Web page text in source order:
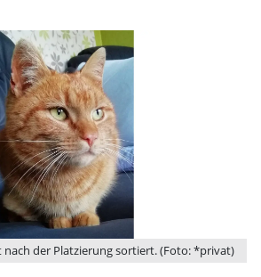
nach der Platzierung sortiert. (Foto: *privat)